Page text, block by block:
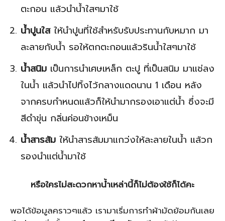
ตะกอน แล้วนำน้ำใสๆมาใช้
น้ำปูนใสให้นำปูนที่ใช้สำหรับรับประทานกับหมาก มา
ละลายกับน้ำ รอให้ตกตะกอนแล้วรินน้ำใสๆมาใช้
น้ำสนิม เป็นการนำเศษเหล็ก ตะปู ที่เป็นสนิม มาแช่ลง
ในน้ำ แล้วนำไปทิ้งไว้กลางแดดนาน 1 เดือน หลัง
จากครบกำหนดแล้วก็ให้นำมากรองเอาแต่น้ำ ซึ่งจะมี
สีดำขุ่น กลิ่นค่อนข้างเหม็น
น้ำสารส้ม ให้นำสารส้มมาแกว่งให้ละลายในน้ำ แล้วก
รองนำแต่น้ำมาใช้
หรือใครไม่สะดวกหาน้ำเหล่านี้ก็ไม่ต้องใช้ก็ได้คะ
พอได้ข้อมูลคราวๆแล้ว เรามาเริ่มการทำผ้ามัดย้อมกันเลย